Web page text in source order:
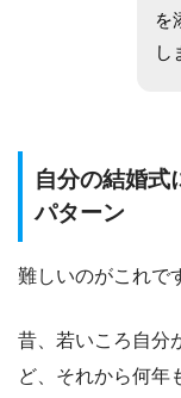
を
し
自分の結婚式
パターン
難しいのがこれで
昔、若いころ自分
ど、それから何年